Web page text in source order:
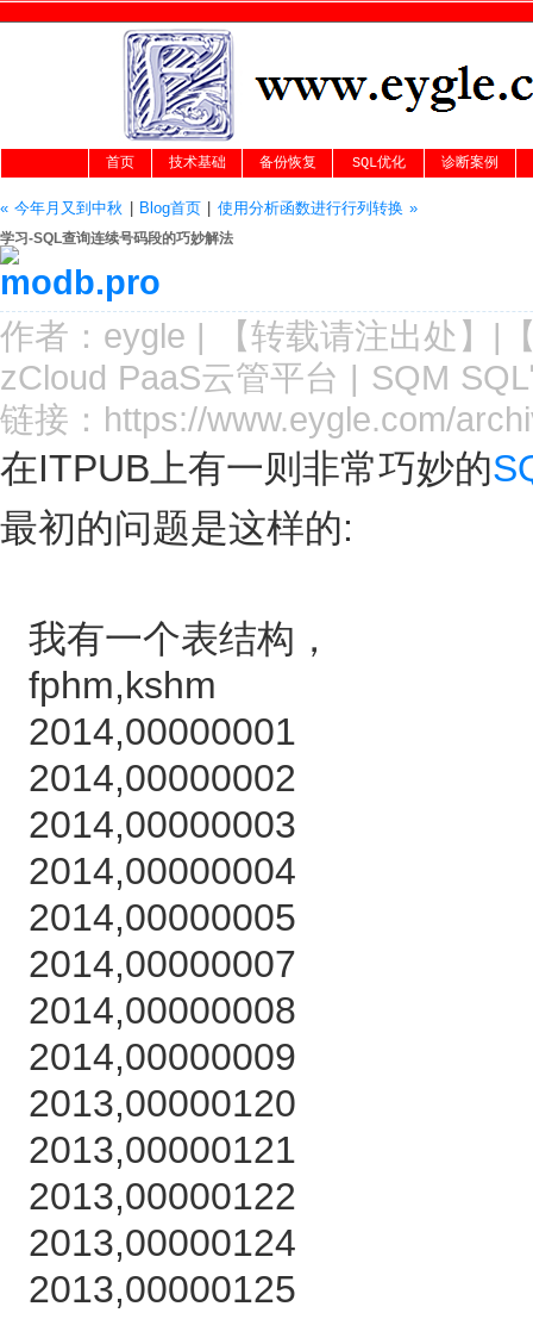
首页 技术基础 备份恢复 SQL优化 诊断案例
« 今年月又到中秋 Blog首页| 使用分析函数进行行列转换 »
学习-SQL查询连续号码段的巧妙解法
作者： eygle | 【转载请注出处 】|
zCloud PaaS云管平台 | SQM
链接： https://www.eygle.com/
在ITPUB上有一则非常巧妙的
最初的问题是这样的:
我有一个表结构，
fphm,kshm
2014,00000001
2014,00000002
2014,00000003
2014,00000004
2014,00000005
2014,00000007
2014,00000008
2014,00000009
2013,00000120
2013,00000121
2013,00000122
2013,00000124
2013,00000125